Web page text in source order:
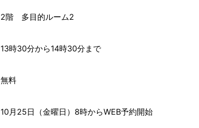
2階 多目的ルーム2
13時30分から14時30分まで
無料
10月25日（金曜日）8時からWEB予約開始